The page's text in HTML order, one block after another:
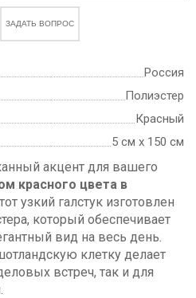
ЗАДАТЬ ВОПРОС
Россия
Полиэстер
Красный
5 см х 150 см
акцент для вашего
красного цвета в
узкий галстук изготовлен
который обеспечивает
вид на весь день.
клетку делает
встреч, так и для